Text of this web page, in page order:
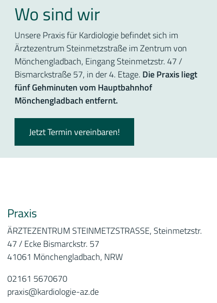
Wo sind wir
Unsere Praxis für Kardiologie befindet sich im
Ärztezentrum Steinmetzstraße im Zentrum von
Mönchengladbach, Eingang Steinmetzstr. 47 /
Bismarckstraße 57, in der 4. Etage. Die Praxis liegt
fünf Gehminuten vom Hauptbahnhof
Mönchengladbach entfernt.
Jetzt Termin vereinbaren!
Praxis
ÄRZTEZENTRUM STEINMETZSTRASSE, Steinmetzstr.
47 / Ecke Bismarckstr. 57
41061 Mönchengladbach, NRW
02161 5670670
praxis@kardiologie-az.de